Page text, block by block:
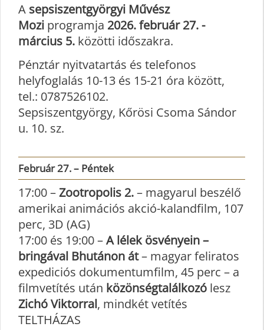
A sepsiszentgyörgyi Művész
Mozi programja 2026. február 27. -
március 5. közötti időszakra.
Pénztár nyitvatartás és telefonos
helyfoglalás 10-13 és 15-21 óra között,
tel.: 0787526102.
Sepsiszentgyörgy, Kőrösi Csoma Sándor
u. 10. sz.
Február 27. – Péntek
17:00 –Zootropolis 2.– magyarul beszélő
amerikai animációs akció-kalandfilm, 107
perc, 3D (AG)
17:00 és 19:00 –A lélek ösvényein –
bringával Bhutánon át– magyar feliratos
expediciós dokumentumfilm, 45 perc – a
filmvetítés után közönségtalálkozó lesz
Zichó Viktorral, mindkét vetítés
TELTHÁZAS